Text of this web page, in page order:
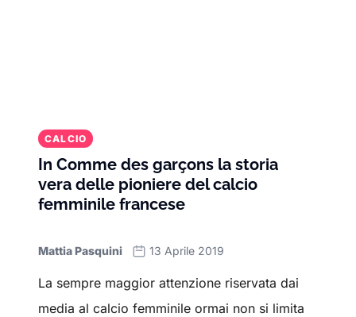
CALCIO
In Comme des garçons la storia
vera delle pioniere del calcio
femminile francese
Mattia Pasquini 13 Aprile 2019
La sempre maggior attenzione riservata dai
media al calcio femminile ormai non si limita